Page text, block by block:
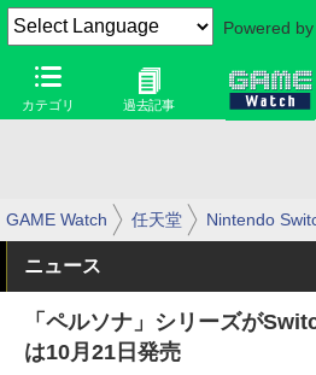
Powered by
カテゴリ 過去記事
GAME Watch 任天堂 Nintendo
ニュース
「ペルソナ」シリーズが
は10月21日発売